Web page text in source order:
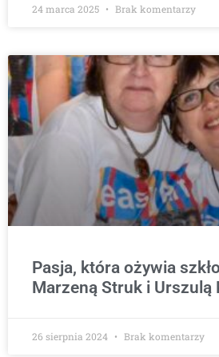
24 marca 2025 Brak komentarzy
Pasja, która ożywia
Marzeną Struk i Urszulą
26 sierpnia 2024 Brak komentarzy